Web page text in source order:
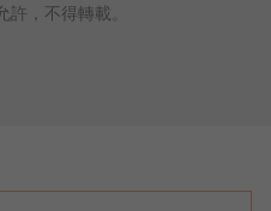
，不得轉載。